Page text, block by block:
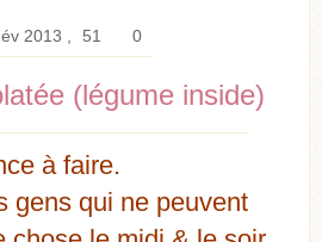
2013 51 0
(légume inside)
à faire.
gens qui ne peuvent